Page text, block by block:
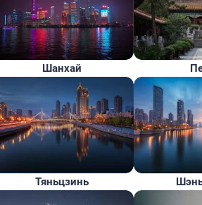
Шанхай
Тяньцзинь